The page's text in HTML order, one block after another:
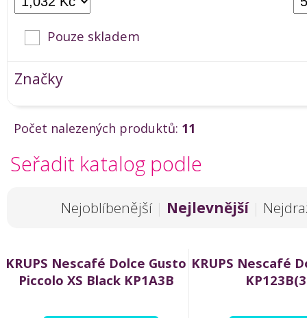
Pouze skladem
Značky
Počet nalezených produktů: 11
Seřadit katalog podle
Nejoblíbenější | Nejlevnější |
KRUPS Nescafé Dolce Gusto
Piccolo XS Black KP1A3B
KRUPS Nescafé